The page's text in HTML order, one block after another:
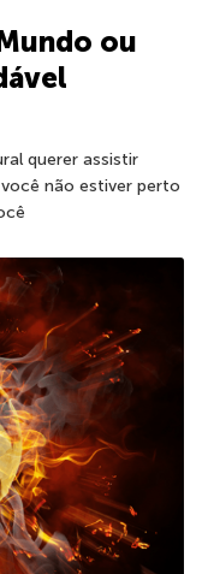
ou
querer assistir
não estiver perto